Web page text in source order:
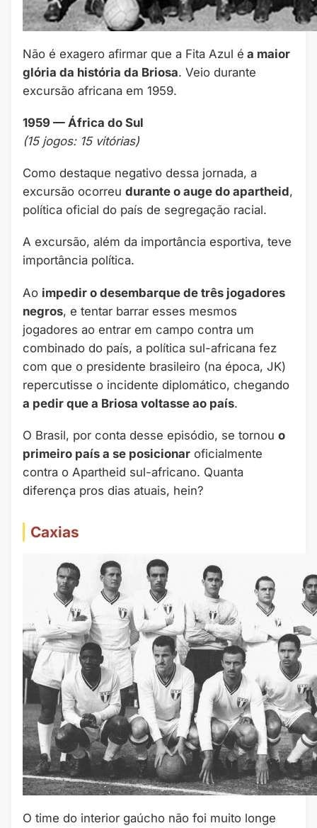
Não é exagero afirmar que a Fita Azul é a maior
glória da história da Briosa. Veio durante
excursão africana em 1959.
1959 — África do Sul
(15 jogos: 15 vitórias)
Como destaque negativo dessa jornada, a
excursão ocorreu durante o auge do apartheid,
política oficial do país de segregação racial.
A excursão, além da importância esportiva, teve
importância política.
Ao impedir o desembarque de três jogadores
negros, e tentar barrar esses mesmos
jogadores ao entrar em campo contra um
combinado do país, a política sul-africana fez
com que o presidente brasileiro (na época, JK)
repercutisse o incidente diplomático, chegando
a pedir que a Briosa voltasse ao país.
O Brasil, por conta desse episódio, se tornou o
primeiro país a se posicionar oficialmente
contra o Apartheid sul-africano. Quanta
diferença pros dias atuais, hein?
Caxias
O time do interior gaúcho não foi muito longe